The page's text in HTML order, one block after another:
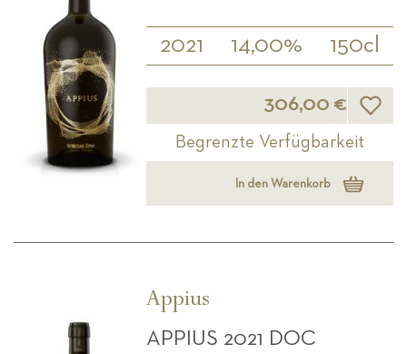
2021 14,00% 150cl
306,00 €
Begrenzte Verfügbarkeit
In den Warenkorb
Appius
APPIUS 2021 DOC